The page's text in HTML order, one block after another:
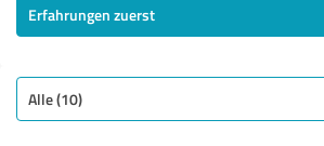
SEHR GUT
Nutzen
Leistungen
Erfahrungen zuerst
Alle (10)